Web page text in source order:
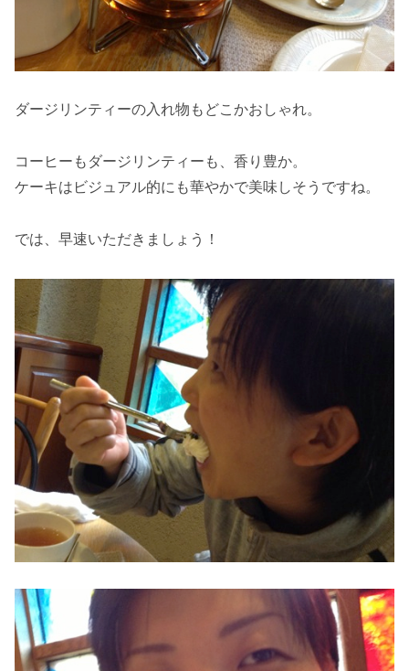
ダージリンティーの入れ物もどこかおしゃれ。
コーヒーもダージリンティーも、香り豊か。
ケーキはビジュアル的にも華やかで美味しそうですね。
では、早速いただきましょう！